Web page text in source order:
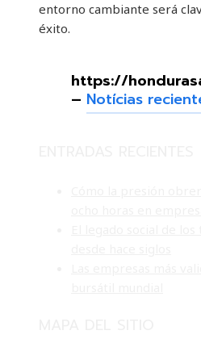
entorno cambiante será
éxito.
https://
– Notícias